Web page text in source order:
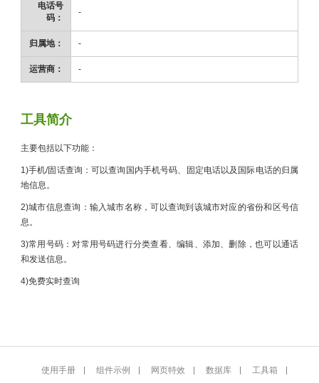
电话号
码：
-
归属地： -
运营商： -
工具简介
主要包括以下功能：
1)手机/固话查询：可以查询国内手机号码、固定电话以及国际电话的归属
地信息。
2)城市信息查询：输入城市名称，可以查询到该城市对应的省份和区号信
息。
3)常用号码：对常用号码进行分类查看、编辑、添加、删除，也可以通话
和发送信息。
4)免费实时查询
使用手册 组件示例 网页特效 数据库 工具箱